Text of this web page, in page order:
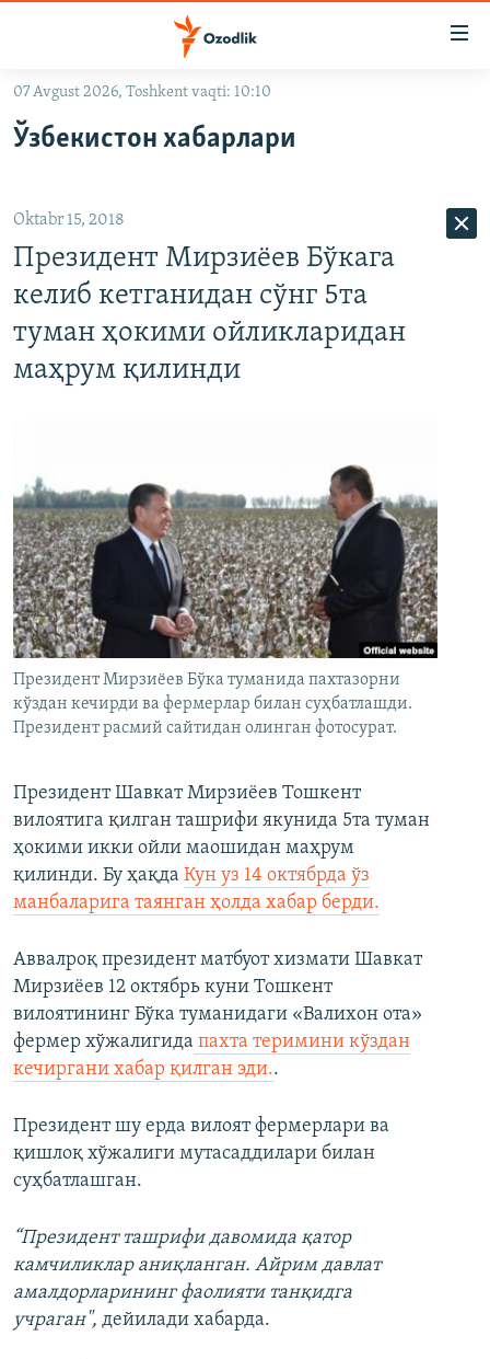
Асосий
Қидиришга
ўтинг
OZODLIK SURISHTIRUVLARI
На русском
07 Avgust 2026, Toshkent vaqti: 10:10
Ўзбекистон хабарлари
Oktabr 15, 2018
Президент Мирзиёев Бўкага
келиб кетганидан сўнг 5та
туман ҳокими ойликларидан
маҳрум қилинди
Президент Мирзиёев Бўка туманида пахтазорни
кўздан кечирди ва фермерлар билан суҳбатлашди.
Президент расмий сайтидан олинган фотосурат.
Президент Шавкат Мирзиёев Тошкент
вилоятига қилган ташрифи якунида 5та туман
ҳокими икки ойли маошидан маҳрум
қилинди. Бу ҳақда Кун уз 14 октябрда ўз
манбаларига таянган ҳолда хабар берди.
Аввалроқ президент матбуот хизмати Шавкат
Мирзиёев 12 октябрь куни Тошкент
вилоятининг Бўка туманидаги «Валихон ота»
фермер хўжалигида пахта теримини кўздан
кечиргани хабар қилган эди..
Президент шу ерда вилоят фермерлари ва
қишлоқ хўжалиги мутасаддилари билан
суҳбатлашган.
“Президент ташрифи давомида қатор
камчиликлар аниқланган. Айрим давлат
амалдорларининг фаолияти танқидга
учраган", дейилади хабарда.